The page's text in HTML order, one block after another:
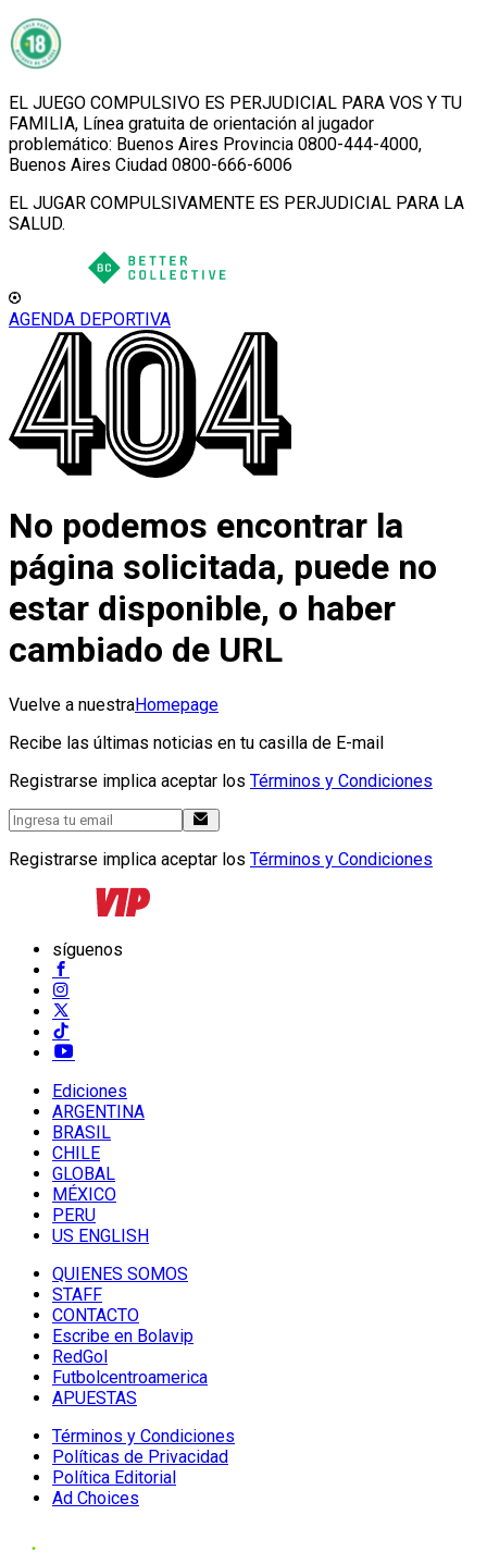
EL JUEGO COMPULSIVO ES PERJUDICIAL PARA VOS Y TU
FAMILIA, Línea gratuita de orientación al jugador
problemático: Buenos Aires Provincia 0800-444-4000,
Buenos Aires Ciudad 0800-666-6006
EL JUGAR COMPULSIVAMENTE ES PERJUDICIAL PARA LA
SALUD.
AGENDA DEPORTIVA
No podemos encontrar la
página solicitada, puede no
estar disponible, o haber
cambiado de URL
Vuelve a nuestraHomepage
Recibe las últimas noticias en tu casilla de E-mail
Registrarse implica aceptar los Términos y Condiciones
Registrarse implica aceptar los Términos y Condiciones
síguenos
Ediciones
ARGENTINA
BRASIL
CHILE
GLOBAL
MÉXICO
PERU
US ENGLISH
QUIENES SOMOS
STAFF
CONTACTO
Escribe en Bolavip
RedGol
Futbolcentroamerica
APUESTAS
Términos y Condiciones
Políticas de Privacidad
Política Editorial
Ad Choices